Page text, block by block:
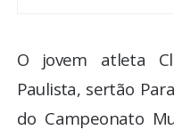
O jovem atleta
Paulista, sertão
do Campeonato